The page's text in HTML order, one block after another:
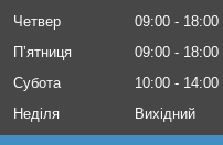
Четвер
09:00
18:00
Пʼятниця
09:00
18:00
Субота
10:00
14:00
Неділя
Вихідний